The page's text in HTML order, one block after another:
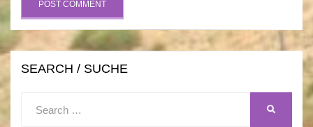
SEARCH / SUCHE